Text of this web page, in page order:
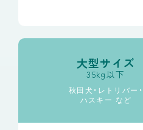
大型サイズ
35kg以下
秋田犬・レトリバー・
ハスキー など